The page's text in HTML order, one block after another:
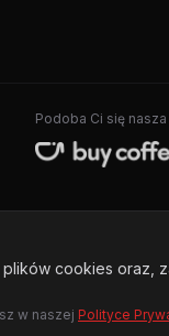
Podoba Ci się nasza
Wszelkie prawa
cookies oraz,
w naszej Polityce